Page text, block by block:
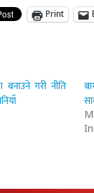
Print
गरी नीति